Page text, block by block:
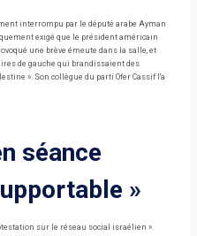
interrompu par le député arabe Ayman
exigé que le président américain
une brève émeute dans la salle, et
de gauche qui brandissaient des
». Son collègue du parti Ofer Cassif l'a
séance
»
sur le réseau social israélien ».